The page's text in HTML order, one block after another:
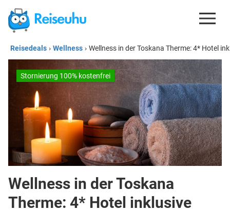
REISEDEALS
GUTSCHEINE
KREDITKARTEN
ESIM
REISEBLOG
Reisedeals › Wellness › Wellness in der Toskana Therme: 4* Hotel
Stornierung 100% kostenfrei
Wellness in der Toskana
Therme: 4* Hotel inklusive